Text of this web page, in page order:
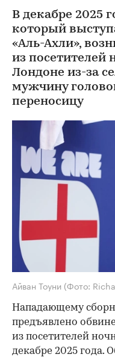
В декабре 2025
который
«Аль-Ахли»,
из посетителей
Лондоне из-за
мужчину
переносицу
Айван Тоуни (Фото:
Нападающему
предъявлено
из посетителей
декабре 2025 года.